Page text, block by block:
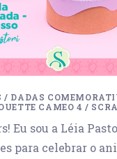
/ DADAS
CAMEO 4 /
Eu sou a Léia
para celebrar o